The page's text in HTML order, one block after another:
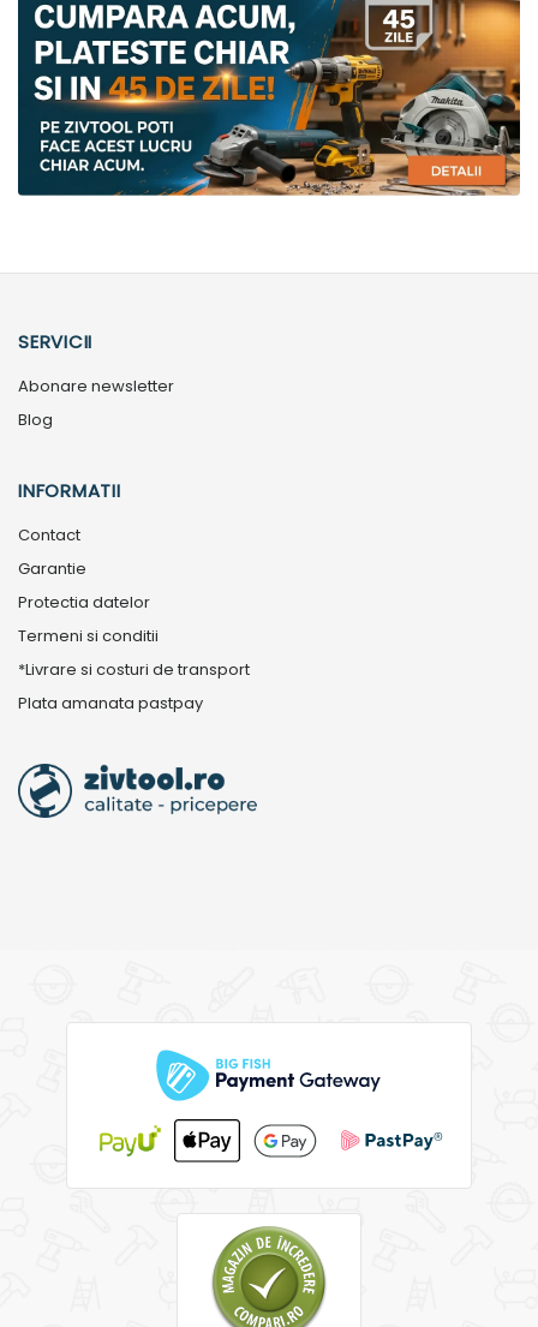
SERVICII
Abonare newsletter
Blog
INFORMATII
Contact
Garantie
Protectia datelor
Termeni si conditii
*Livrare si costuri de transport
Plata amanata pastpay